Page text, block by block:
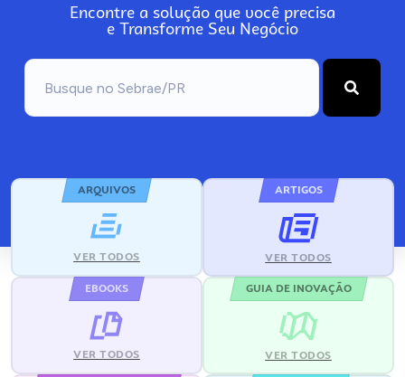
Encontre a solução que você precisa
e Transforme Seu Negócio
ARQUIVOS
VER TODOS
ARTIGOS
VER TODOS
EBOOKS
VER TODOS
GUIA DE INOVAÇÃO
VER TODOS